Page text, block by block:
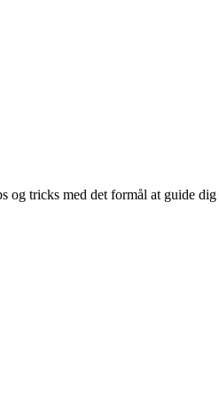
tricks med det formål at guide